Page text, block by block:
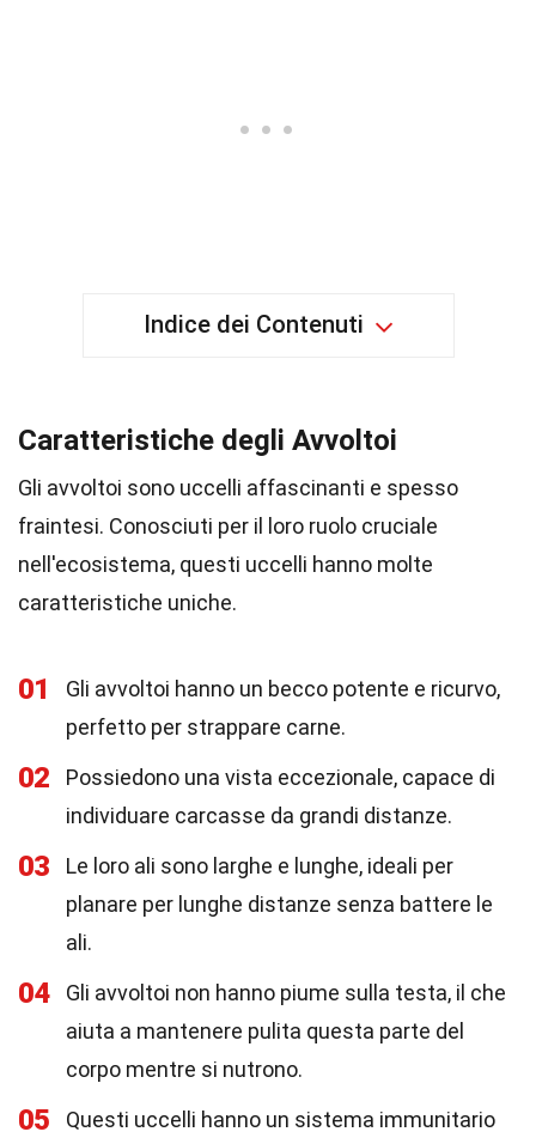
Indice dei Contenuti
Caratteristiche degli Avvoltoi
Gli avvoltoi sono uccelli affascinanti e spesso
fraintesi. Conosciuti per il loro ruolo cruciale
nell'ecosistema, questi uccelli hanno molte
caratteristiche uniche.
01
Gli avvoltoi hanno un becco potente e ricurvo,
perfetto per strappare carne.
02
Possiedono una vista eccezionale, capace di
individuare carcasse da grandi distanze.
03
Le loro ali sono larghe e lunghe, ideali per
planare per lunghe distanze senza battere le
ali.
04
Gli avvoltoi non hanno piume sulla testa, il che
aiuta a mantenere pulita questa parte del
corpo mentre si nutrono.
05
Questi uccelli hanno un sistema immunitario